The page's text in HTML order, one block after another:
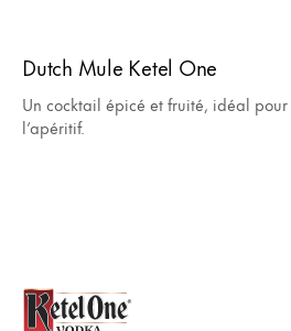
Dutch Mule Ketel One
Un cocktail épicé et fruité, idéal pour
l’apéritif.